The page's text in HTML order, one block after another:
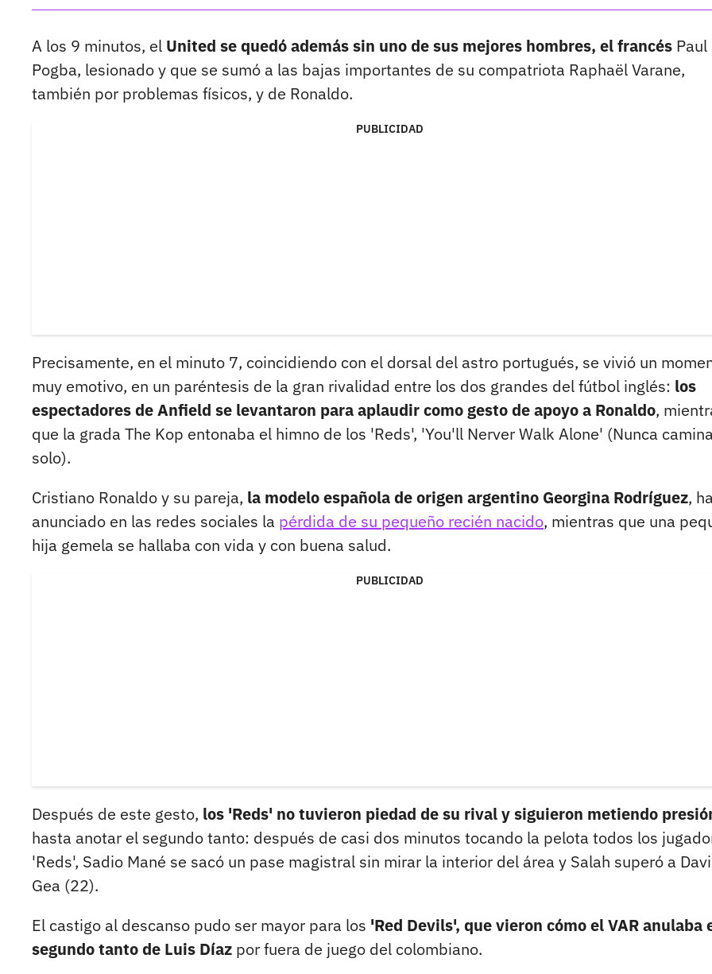
A los 9 minutos, el United se quedó además sin uno de sus mejores hombres, el francés Paul
Pogba, lesionado y que se sumó a las bajas importantes de su compatriota Raphaël Varane,
también por problemas físicos, y de Ronaldo.
PUBLICIDAD
Precisamente, en el minuto 7, coincidiendo con el dorsal del astro portugués, se vivió un
muy emotivo, en un paréntesis de la gran rivalidad entre los dos grandes del fútbol inglés: los
espectadores de Anfield se levantaron para aplaudir como gesto de apoyo a Ronaldo,
que la grada The Kop entonaba el himno de los 'Reds', 'You'll Nerver Walk Alone' (Nunca
solo).
Cristiano Ronaldo y su pareja, la modelo española de origen argentino Georgina Rodríguez,
anunciado en las redes sociales la pérdida de su pequeño recién nacido, mientras que una
hija gemela se hallaba con vida y con buena salud.
PUBLICIDAD
Después de este gesto, los 'Reds' no tuvieron piedad de su rival y siguieron metiendo
hasta anotar el segundo tanto: después de casi dos minutos tocando la pelota todos los
'Reds', Sadio Mané se sacó un pase magistral sin mirar la interior del área y Salah superó a
Gea (22).
El castigo al descanso pudo ser mayor para los 'Red Devils', que vieron cómo el VAR anulaba
segundo tanto de Luis Díaz por fuera de juego del colombiano.